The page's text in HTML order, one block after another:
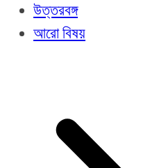
উত্তরবঙ্গ
আরো বিষয়